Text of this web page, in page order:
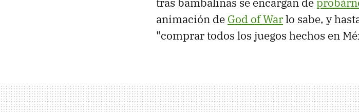
animación de God of Warlo sabe, y
"comprar todos los juegos hechos en